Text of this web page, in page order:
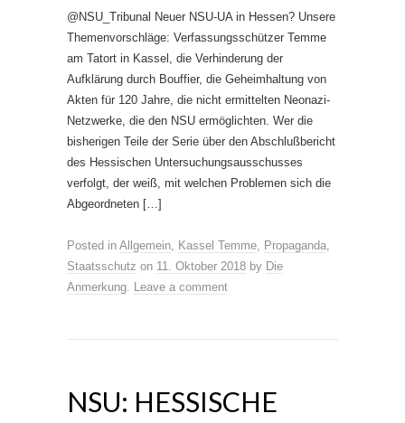
@NSU_Tribunal Neuer NSU-UA in Hessen? Unsere
Themenvorschläge: Verfassungsschützer Temme
am Tatort in Kassel, die Verhinderung der
Aufklärung durch Bouffier, die Geheimhaltung von
Akten für 120 Jahre, die nicht ermittelten Neonazi-
Netzwerke, die den NSU ermöglichten. Wer die
bisherigen Teile der Serie über den Abschlußbericht
des Hessischen Untersuchungsausschusses
verfolgt, der weiß, mit welchen Problemen sich die
Abgeordneten […]
Posted in Allgemein, Kassel Temme, Propaganda,
Staatsschutz on 11. Oktober 2018 by Die
Anmerkung. Leave a comment
NSU: HESSISCHE